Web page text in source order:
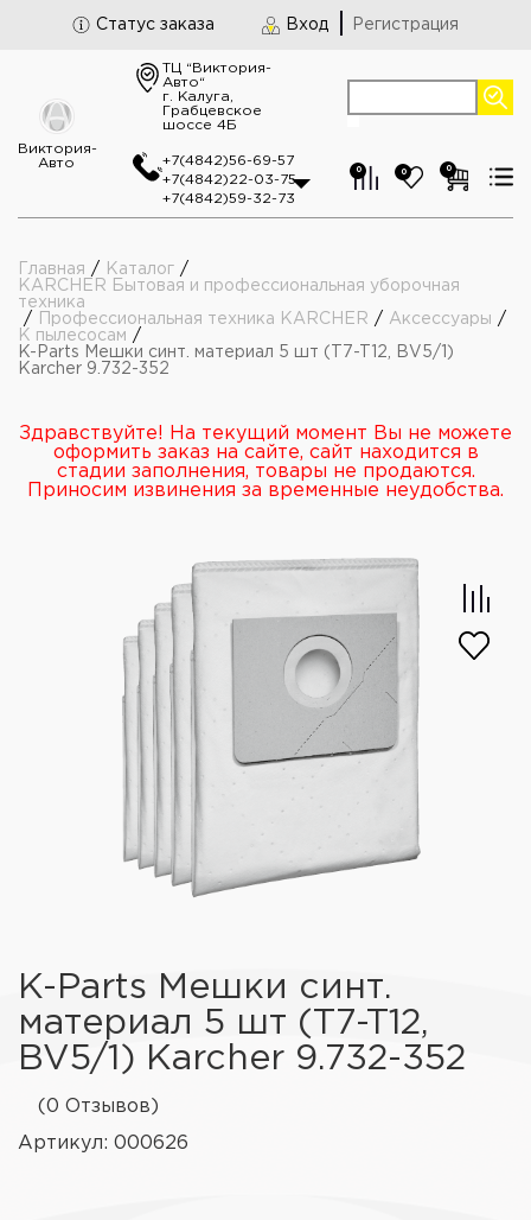
Статус заказа Вход Регистрация
Виктория-
Авто
ТЦ “Виктория-
Авто“
г. Калуга,
Грабцевское
шоссе 4Б
+7(4842)56-69-57
+7(4842)22-03-75
+7(4842)59-32-73
0 0 0
Главная / Каталог /
KARCHER Бытовая и профессиональная уборочная
техника
/
Профессиональная техника KARCHER / Аксессуары /
К пылесосам /
K-Parts Мешки синт. материал 5 шт (T7-T12, BV5/1)
Karcher 9.732-352
Здравствуйте! На текущий момент Вы не можете
оформить заказ на сайте, сайт находится в
стадии заполнения, товары не продаются.
Приносим извинения за временные неудобства.
K-Parts Мешки синт.
материал 5 шт (T7-T12,
BV5/1) Karcher 9.732-352
(0 Отзывов)
Артикул: 000626